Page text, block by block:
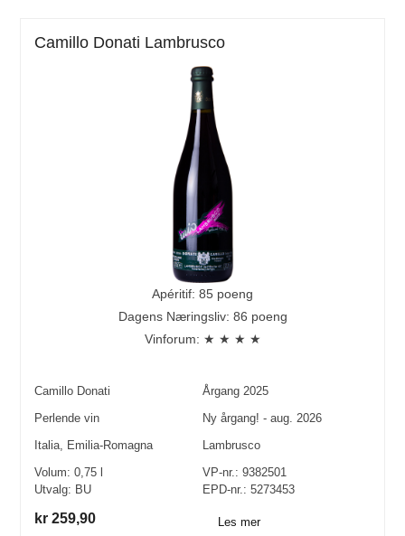
Camillo Donati Lambrusco
Apéritif: 85 poeng
Dagens Næringsliv: 86 poeng
Vinforum: ★ ★ ★ ★
Camillo Donati Årgang 2025
Perlende vin
Ny årgang! - aug. 2026
Italia
Emilia-Romagna
Lambrusco
Volum:0,75
Utvalg: BU
VP-nr.: 9382501
EPD-nr.: 5273453
kr 259,90 Les mer